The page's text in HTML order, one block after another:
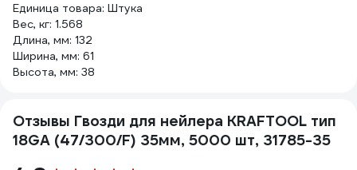
Единица товара: Штука
Вес, кг: 1.568
Длина, мм: 132
Ширина, мм: 61
Высота, мм: 38
Отзывы Гвозди для нейлера KRAFTOOL тип
18GA (47/300/F) 35мм, 5000 шт, 31785-35